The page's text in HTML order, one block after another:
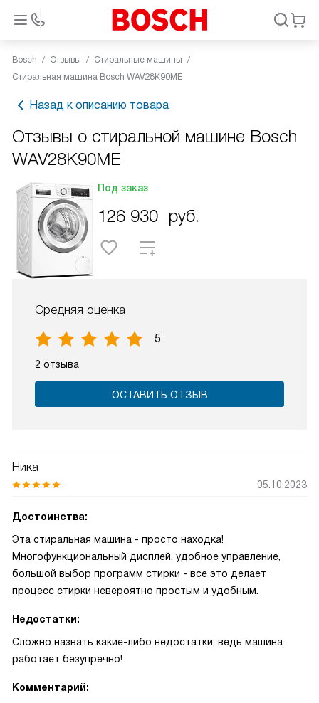
Bosch Отзывы
Стиральные машины
Стиральная машина Bosch WAV28K90ME
Назад к описанию товара
Отзывы о стиральной машине Bosch
WAV28K90ME
Под заказ
126 930 руб.
Средняя оценка
5
2 отзыва
ОСТАВИТЬ ОТЗЫВ
Ника
05.10.2023
Достоинства:
Эта стиральная машина - просто находка!
Многофункциональный дисплей, удобное управление,
большой выбор программ стирки - все это делает
процесс стирки невероятно простым и удобным.
Недостатки:
Сложно назвать какие-либо недостатки, ведь машина
работает безупречно!
Комментарий: